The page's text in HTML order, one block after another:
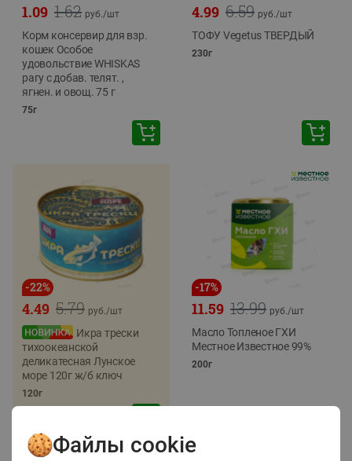
1.62
1.09 руб./шт
Корм консервир для взр.
кошек Особое
удовольствие WHISKAS
рагу с добав. телят. ,
ягнен. и овощ. 75 г
75г
6.59
4.99 руб./шт
ТОФУ Vegetus ТВЕРДЫЙ
230г
-22%
5.79
4.49 руб./шт
Икра трески
тихоокеанской
деликатесная Лунское
море 120г ж/б ключ
120г
-17%
13.99
11.59 руб./шт
Масло Топленое ГХИ
Местное Известное 99%
200г
Файлы cookie